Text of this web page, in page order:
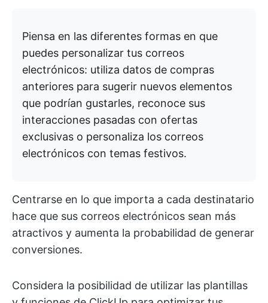
Piensa en las diferentes formas en que
puedes personalizar tus correos
electrónicos: utiliza datos de compras
anteriores para sugerir nuevos elementos
que podrían gustarles, reconoce sus
interacciones pasadas con ofertas
exclusivas o personaliza los correos
electrónicos con temas festivos.
Centrarse en lo que importa a cada destinatario
hace que sus correos electrónicos sean más
atractivos y aumenta la probabilidad de generar
conversiones.
Considera la posibilidad de utilizar las plantillas